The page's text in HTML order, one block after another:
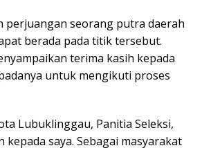
perjuangan seorang putra daerah
berada pada titik tersebut.
terima kasih kepada
untuk mengikuti proses
Lubuklinggau, Panitia Seleksi,
saya. Sebagai masyarakat